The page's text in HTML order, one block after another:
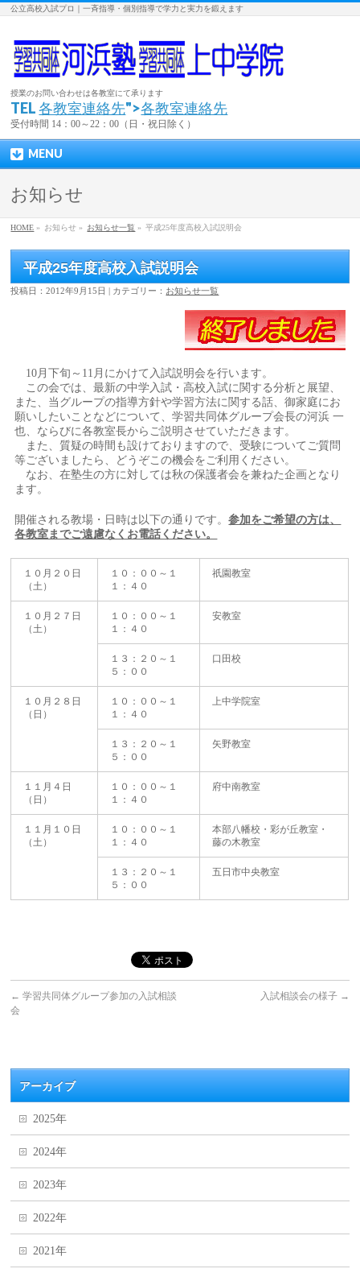
公立高校入試プロ｜一斉指導・個別指導で学力と実力を鍛えます
授業のお問い合わせは各教室にて承ります
TEL各教室連絡先">各教室連絡先
受付時間 14：00～22：00（日・祝日除く）
MENU
お知らせ
HOME » お知らせ » お知らせ一覧 » 平成25年度高校入試説明会
平成25年度高校入試説明会
投稿日：2012年9月15日 | カテゴリー： お知らせ一覧
10月下旬～11月にかけて入試説明会を行います。
この会では、最新の中学入試・高校入試に関する分析と展望、
また、当グループの指導方針や学習方法に関する話、御家庭にお
願いしたいことなどについて、学習共同体グループ会長の河浜 一
也、ならびに各教室長からご説明させていただきます。
また、質疑の時間も設けておりますので、受験についてご質問
等ございましたら、どうぞこの機会をご利用ください。
なお、在塾生の方に対しては秋の保護者会を兼ねた企画となり
ます。
開催される教場・日時は以下の通りです。参加をご希望の方は、
各教室までご遠慮なくお電話ください。
１０月２０日
（土）
１０：００～１
１：４０
祇園教室
１０月２７日
（土）
１０：００～１
１：４０
安教室
１３：２０～１
５：００
口田校
１０月２８日
（日）
１０：００～１
１：４０
上中学院室
１３：２０～１
５：００
矢野教室
１１月４日
（日）
１０：００～１
１：４０
府中南教室
１１月１０日
（土）
１０：００～１
１：４０
本部八幡校・彩が丘教室・
藤の木教室
１３：２０～１
５：００
五日市中央教室
← 学習共同体グループ参加の入試相談
会
入試相談会の様子 →
アーカイブ
2025年
2024年
2023年
2022年
2021年